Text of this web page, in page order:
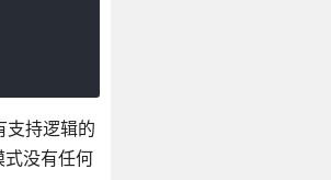
支持逻辑的
没有任何